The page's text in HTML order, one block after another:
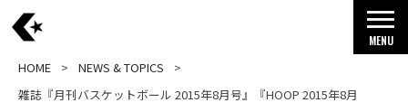
MENU
HOME
NEWS & TOPICS
雑誌『月刊バスケットボール 2015年8月号』『HOOP 2015年8月